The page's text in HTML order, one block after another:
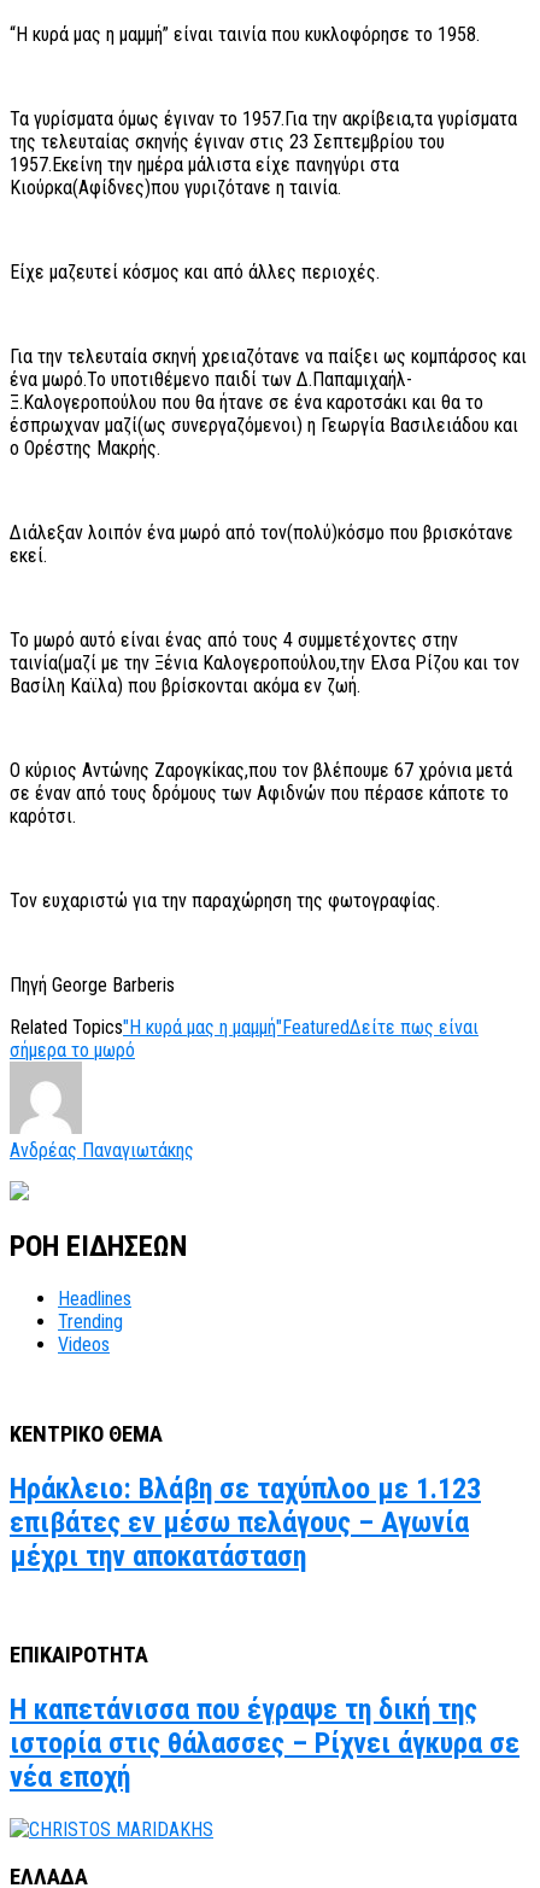
“Η κυρά μας η μαμμή” είναι ταινία που κυκλοφόρησε το 1958.
Τα γυρίσματα όμως έγιναν το 1957.Για την ακρίβεια,τα γυρίσματα
της τελευταίας σκηνής έγιναν στις 23 Σεπτεμβρίου του
1957.Εκείνη την ημέρα μάλιστα είχε πανηγύρι στα
Κιούρκα(Αφίδνες)που γυριζότανε η ταινία.
Είχε μαζευτεί κόσμος και από άλλες περιοχές.
Για την τελευταία σκηνή χρειαζότανε να παίξει ως κομπάρσος και
ένα μωρό.Το υποτιθέμενο παιδί των Δ.Παπαμιχαήλ-
Ξ.Καλογεροπούλου που θα ήτανε σε ένα καροτσάκι και θα το
έσπρωχναν μαζί(ως συνεργαζόμενοι) η Γεωργία Βασιλειάδου και
ο Ορέστης Μακρής.
Διάλεξαν λοιπόν ένα μωρό από τον(πολύ)κόσμο που βρισκότανε
εκεί.
Το μωρό αυτό είναι ένας από τους 4 συμμετέχοντες στην
ταινία(μαζί με την Ξένια Καλογεροπούλου,την Ελσα Ρίζου και τον
Βασίλη Καϊλα) που βρίσκονται ακόμα εν ζωή.
Ο κύριος Αντώνης Ζαρογκίκας,που τον βλέπουμε 67 χρόνια μετά
σε έναν από τους δρόμους των Αφιδνών που πέρασε κάποτε το
καρότσι.
Τον ευχαριστώ για την παραχώρηση της φωτογραφίας.
Πηγή George Barberis
Related Topics"Η κυρά μας η μαμμή"FeaturedΔείτε πως είναι
σήμερα το μωρό
Ανδρέας Παναγιωτάκης
ΡΟΗ ΕΙΔΗΣΕΩΝ
Headlines
Trending
Videos
ΚΕΝΤΡΙΚΟ ΘΕΜΑ
Ηράκλειο: Βλάβη σε ταχύπλοο με 1.123
επιβάτες εν μέσω πελάγους – Αγωνία
μέχρι την αποκατάσταση
ΕΠΙΚΑΙΡΟΤΗΤΑ
Η καπετάνισσα που έγραψε τη δική της
ιστορία στις θάλασσες – Ρίχνει άγκυρα σε
νέα εποχή
ΕΛΛΑΔΑ